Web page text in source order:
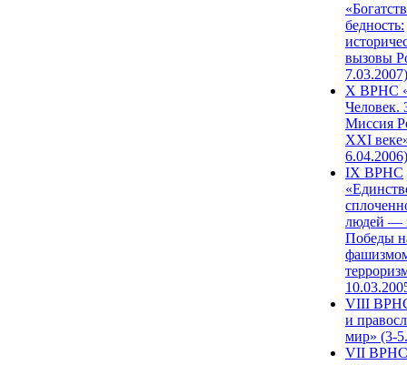
бедность:
вызовы
7.03.2007)
X ВРНС
Человек.
Миссия
XXI
6.04.2006)
IX ВРНС
людей —
Победы
VIII
и
мир» (3-
VII ВРНС